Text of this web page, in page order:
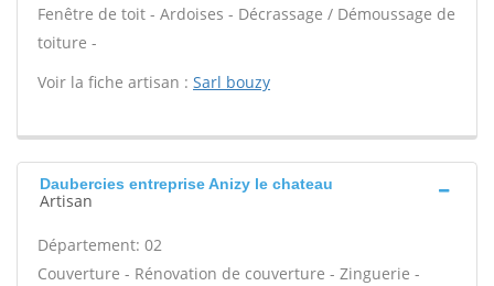
Fenêtre de toit - Ardoises - Décrassage / Démoussage de
toiture -
Voir la fiche artisan : Sarl bouzy
Daubercies entreprise Anizy le chateau
Artisan
Département: 02
Couverture - Rénovation de couverture - Zinguerie -